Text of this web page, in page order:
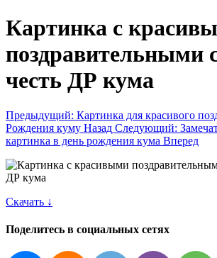
Картинка с
поздравительными
честь ДР кума
Предыдущий: Картинка для красивого
Рождения куму Назад Следующий:
картинка в день рождения кума Вперед
Скачать ↓
Поделитесь в социальных сетях